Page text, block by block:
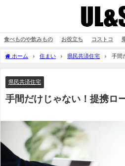
食べものや飲みもの お役立ち コストコ
ホーム 住まい 県民共済住宅 手間
県民共済住宅
手間だけじゃない！提携ロ